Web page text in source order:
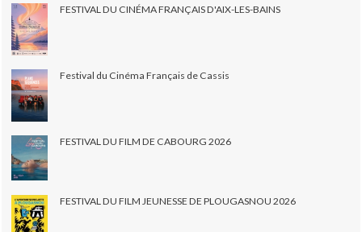
FESTIVAL DU CINÉMA FRANÇAIS D'AIX-LES-BAINS
Festival du Cinéma Français de Cassis
FESTIVAL DU FILM DE CABOURG 2026
FESTIVAL DU FILM JEUNESSE DE PLOUGASNOU 2026